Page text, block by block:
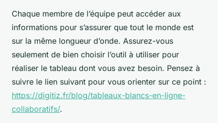
Chaque membre de l’équipe peut accéder aux
informations pour s’assurer que tout le monde est
sur la même longueur d’onde. Assurez-vous
seulement de bien choisir l’outil à utiliser pour
réaliser le tableau dont vous avez besoin. Pensez à
suivre le lien suivant pour vous orienter sur ce point :
https://digitiz.fr/blog/tableaux-blancs-en-ligne-
collaboratifs/.